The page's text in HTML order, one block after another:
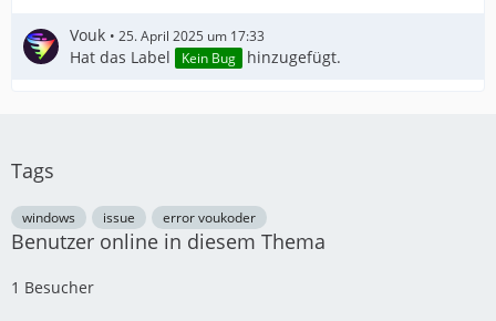
Vouk 25. April 2025 um 17:33
Hat das Label Kein Bug hinzugefügt.
Tags
windows issue error voukoder
Benutzer online in diesem Thema
1 Besucher